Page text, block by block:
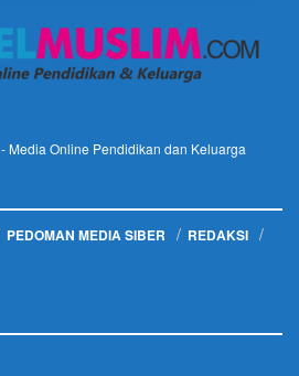
- Media Online Pendidikan dan Keluarga
PEDOMAN MEDIA SIBER
REDAKSI